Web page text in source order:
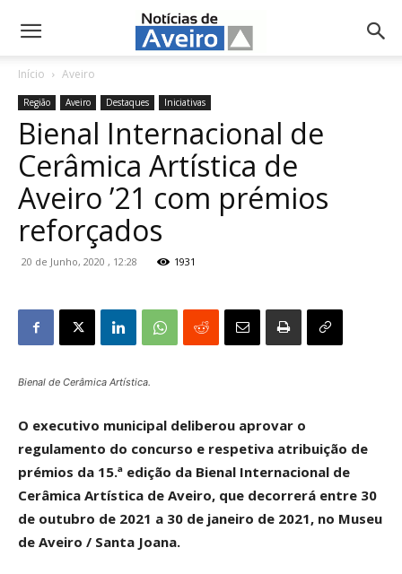
NotíciasdeAveiro.pt
Início Aveiro
Região Aveiro Destaques Iniciativas
Bienal Internacional de
Cerâmica Artística de
Aveiro ’21 com prémios
reforçados
20 de Junho, 2020 , 12:28 1931
Bienal de Cerâmica Artística.
O executivo municipal deliberou aprovar o
regulamento do concurso e respetiva atribuição de
prémios da 15.ª edição da Bienal Internacional de
Cerâmica Artística de Aveiro, que decorrerá entre 30
de outubro de 2021 a 30 de janeiro de 2021, no Museu
de Aveiro / Santa Joana.